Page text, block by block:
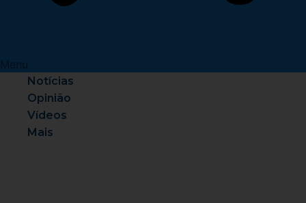
Menu
Notícias
Opinião
Vídeos
Mais